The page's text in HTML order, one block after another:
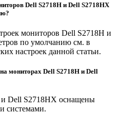
Dell S2718H и Dell S2718HX
мониторов Dell S2718H и
по умолчанию см. в
настроек данной статьи.
мониторах Dell S2718H и Dell
Dell S2718HX оснащены
системами.